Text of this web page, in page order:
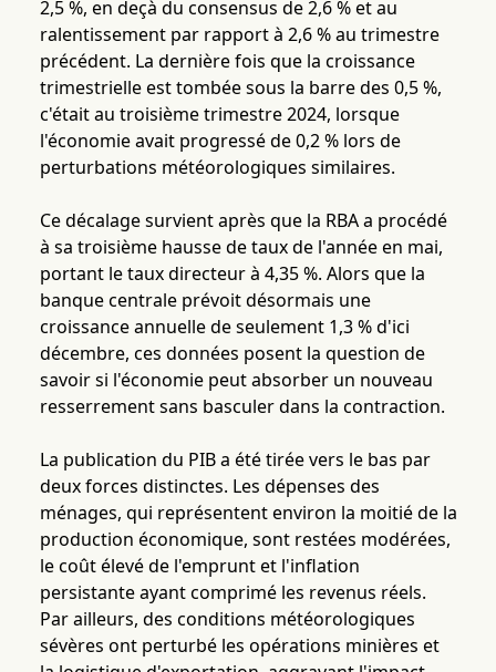
2,5 %, en deçà du consensus de 2,6 % et au
ralentissement par rapport à 2,6 % au trimestre
précédent. La dernière fois que la croissance
trimestrielle est tombée sous la barre des 0,5 %,
c'était au troisième trimestre 2024, lorsque
l'économie avait progressé de 0,2 % lors de
perturbations météorologiques similaires.
Ce décalage survient après que la RBA a procédé
à sa troisième hausse de taux de l'année en mai,
portant le taux directeur à 4,35 %. Alors que la
banque centrale prévoit désormais une
croissance annuelle de seulement 1,3 % d'ici
décembre, ces données posent la question de
savoir si l'économie peut absorber un nouveau
resserrement sans basculer dans la contraction.
La publication du PIB a été tirée vers le bas par
deux forces distinctes. Les dépenses des
ménages, qui représentent environ la moitié de la
production économique, sont restées modérées,
le coût élevé de l'emprunt et l'inflation
persistante ayant comprimé les revenus réels.
Par ailleurs, des conditions météorologiques
sévères ont perturbé les opérations minières et